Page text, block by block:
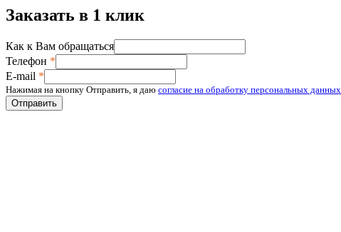
Заказать в 1 клик
Как к Вам обращаться
Телефон *
E-mail *
Нажимая на кнопку Отправить, я даю согласие на обработку персональных данных
Отправить